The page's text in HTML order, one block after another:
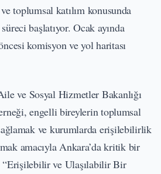
toplumsal katılım konusunda
başlatıyor. Ocak ayında
komisyon ve yol haritası
ve Sosyal Hizmetler Bakanlığı
engelli bireylerin toplumsal
ve kurumlarda erişilebilirlik
amacıyla Ankara’da kritik bir
“Erişilebilir ve Ulaşılabilir Bir